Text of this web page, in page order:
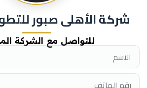
شركة الأهلى صبور
للتواصل مع الشركة